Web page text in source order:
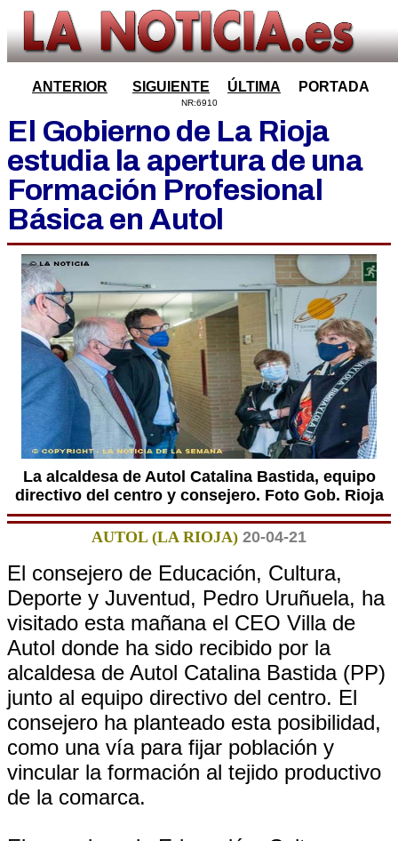
ANTERIOR SIGUIENTE ÚLTIMA PORTADA
NR:6910
El Gobierno de La Rioja
estudia la apertura de una
Formación Profesional
Básica en Autol
La alcaldesa de Autol Catalina Bastida, equipo
directivo del centro y consejero. Foto Gob. Rioja
AUTOL (LA RIOJA) 20-04-21
El consejero de Educación, Cultura,
Deporte y Juventud, Pedro Uruñuela, ha
visitado esta mañana el CEO Villa de
Autol donde ha sido recibido por la
alcaldesa de Autol Catalina Bastida (PP)
junto al equipo directivo del centro. El
consejero ha planteado esta posibilidad,
como una vía para fijar población y
vincular la formación al tejido productivo
de la comarca.